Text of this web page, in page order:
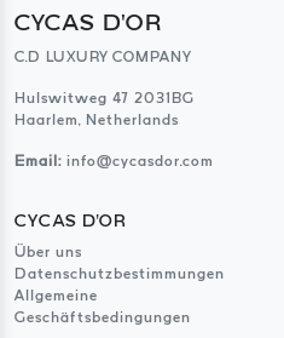
CYCAS D'OR
C.D LUXURY COMPANY
Hulswitweg 47 2031BG
Haarlem, Netherlands
Email: info@cycasdor.com
CYCAS D'OR
Über uns
Datenschutzbestimmungen
Allgemeine
Geschäftsbedingungen